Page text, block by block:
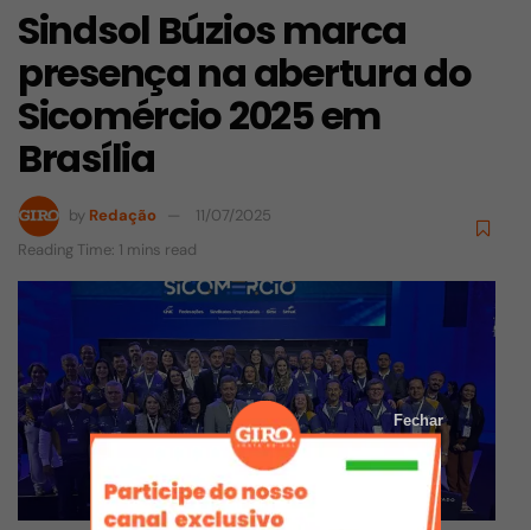
Sindsol Búzios marca
presença na abertura do
Sicomércio 2025 em
Brasília
by Redação
11/07/2025
Reading Time: 1 mins read
Fechar